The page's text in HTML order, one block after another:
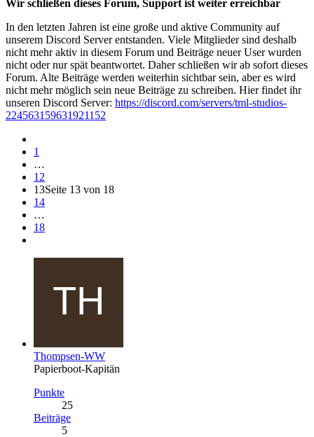
Wir schließen dieses Forum, Support ist weiter erreichbar
In den letzten Jahren ist eine große und aktive Community auf
unserem Discord Server entstanden. Viele Mitglieder sind deshalb
nicht mehr aktiv in diesem Forum und Beiträge neuer User wurden
nicht oder nur spät beantwortet. Daher schließen wir ab sofort dieses
Forum. Alte Beiträge werden weiterhin sichtbar sein, aber es wird
nicht mehr möglich sein neue Beiträge zu schreiben. Hier findet ihr
unseren Discord Server: https://discord.com/servers/tml-studios-
224563159631921152
1
…
12
13Seite 13 von 18
14
…
18
Thompsen-WW
Papierboot-Kapitän
Punkte
25
Beiträge
5